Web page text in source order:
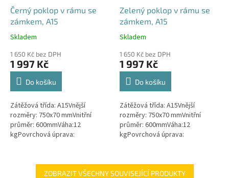
Černý poklop v rámu se
zámkem, A15
Průměrné
produktu
je
4,5
hvězdiček.
Skladem
1 650 Kč bez DPH
1 997 Kč
Do košíku
Zátěžová třída: A15Vnější
rozměry: 750x70 mmVnitřní
průměr: 600mmVáha:12
kgPovrchová úprava:
vybaven 2 šrouby pro...
Zelený poklop v rámu se
zámkem, A15
Průměrné
produktu
je
4,6
hvězdiček.
Skladem
1 650 Kč bez DPH
1 997 Kč
Do košíku
Zátěžová třída: A15Vnější
rozměry: 750x70 mmVnitřní
průměr: 600mmVáha:12
kgPovrchová úprava:
pro uzamčení/zajištění...
ZOBRAZIT VŠECHNY SOUVISEJÍCÍ PRODUKTY